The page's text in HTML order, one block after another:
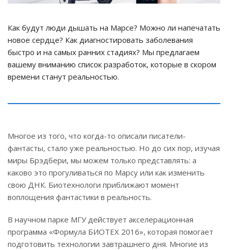
Как будут люди дышать на Марсе? Можно ли напечатать
новое сердце? Как диагностировать заболевания
быстро и на самых ранних стадиях? Мы предлагаем
вашему вниманию список разработок, которые в скором
времени станут реальностью.
Многое из того, что когда-то описали писатели-
фантасты, стало уже реальностью. Но до сих пор, изучая
миры Брэдбери, мы можем только представлять: а
каково это прогуливаться по Марсу или как изменить
свою ДНК. Биотехнологи приближают момент
воплощения фантастики в реальность.
В научном парке МГУ действует акселерационная
программа «Формула БИОТЕХ 2016», которая помогает
подготовить технологии завтрашнего дня. Многие из